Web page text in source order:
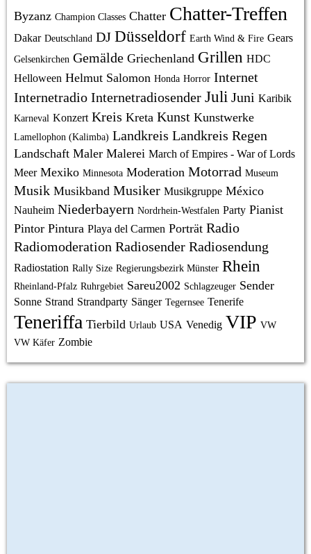
Byzanz Champion Classes Chatter Chatter-Treffen
Dakar Deutschland DJ Düsseldorf Earth Wind & Fire Gears
Gelsenkirchen Gemälde Griechenland Grillen HDC
Helloween Helmut Salomon Honda Horror Internet
Internetradio Internetradiosender Juli Juni Karibik
Karneval Konzert Kreis Kreta Kunst Kunstwerke
Lamellophon (Kalimba) Landkreis Landkreis Regen
Landschaft Maler Malerei March of Empires - War of Lords
Meer Mexiko Minnesota Moderation Motorrad Museum
Musik Musikband Musiker Musikgruppe México
Nauheim Niederbayern Nordrhein-Westfalen Party Pianist
Pintor Pintura Playa del Carmen Porträt Radio
Radiomoderation Radiosender Radiosendung
Radiostation Rally Size Regierungsbezirk Münster Rhein
Rheinland-Pfalz Ruhrgebiet Sareu2002 Schlagzeuger Sender
Sonne Strand Strandparty Sänger Tegernsee Tenerife
Teneriffa Tierbild Urlaub USA Venedig VIP VW
VW Käfer Zombie